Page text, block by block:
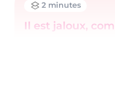
2 minutes
Il est jaloux,